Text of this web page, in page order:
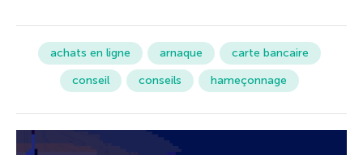
achats en ligne arnaque
carte bancaire
conseil
conseils hameçonnage